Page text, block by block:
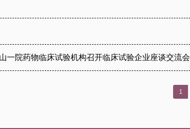
院药物临床试验机构召开临床试验企业座谈交流会
1